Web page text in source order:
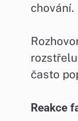
chování.
často
Reakce